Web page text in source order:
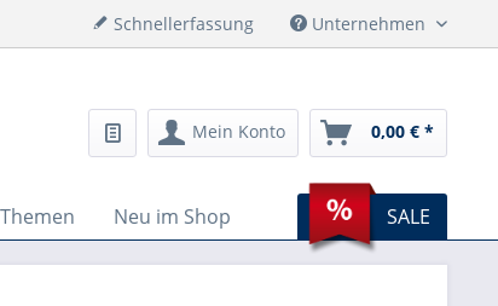
Schnellerfassung Unternehmen
Mein Konto 0,00 € *
Themen Neu im Shop SALE